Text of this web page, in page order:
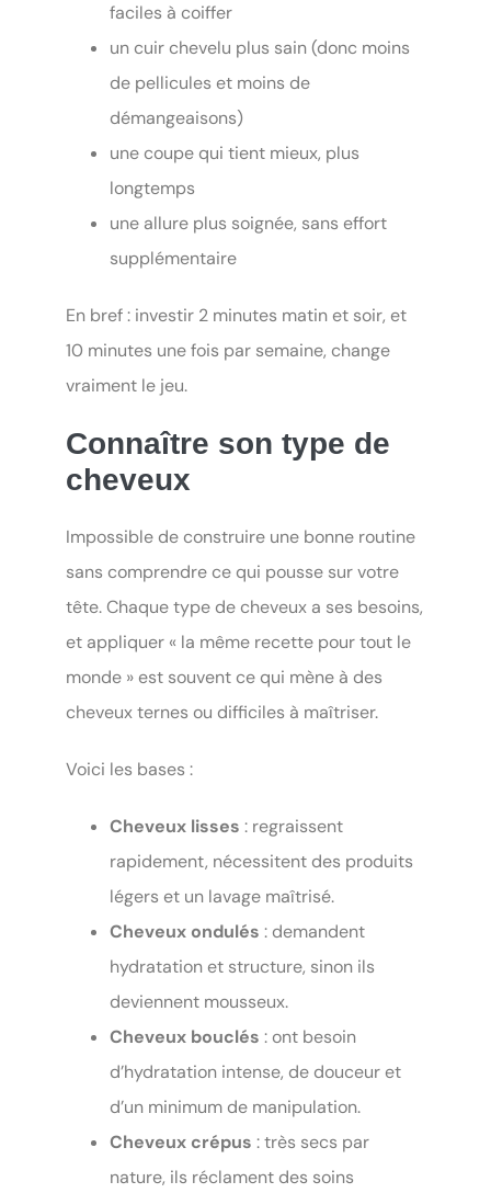
faciles à coiffer
un cuir chevelu plus sain (donc moins
de pellicules et moins de
démangeaisons)
une coupe qui tient mieux, plus
longtemps
une allure plus soignée, sans effort
supplémentaire
En bref : investir 2 minutes matin et soir, et
10 minutes une fois par semaine, change
vraiment le jeu.
Connaître son type de
cheveux
Impossible de construire une bonne routine
sans comprendre ce qui pousse sur votre
tête. Chaque type de cheveux a ses besoins,
et appliquer « la même recette pour tout le
monde » est souvent ce qui mène à des
cheveux ternes ou difficiles à maîtriser.
Voici les bases :
Cheveux lisses : regraissent
rapidement, nécessitent des produits
légers et un lavage maîtrisé.
Cheveux ondulés : demandent
hydratation et structure, sinon ils
deviennent mousseux.
Cheveux bouclés : ont besoin
d’hydratation intense, de douceur et
d’un minimum de manipulation.
Cheveux crépus : très secs par
nature, ils réclament des soins